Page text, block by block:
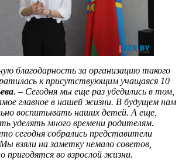
благодарность за организацию такого
к присутствующим учащаяся 10
. – Сегодня мы еще раз убедились в том,
главное в нашей жизни. В будущем нам
воспитывать наших детей. А еще,
уделять много времени родителям.
сегодня собрались представители
взяли на заметку немало советов,
во взрослой жизни.